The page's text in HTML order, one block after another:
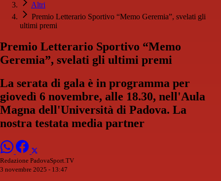
Altri
Premio Letterario Sportivo “Memo Geremia”, svelati gli
ultimi premi
Premio Letterario Sportivo “Memo
Geremia”, svelati gli ultimi premi
La serata di gala è in programma per
giovedì 6 novembre, alle 18.30, nell'Aula
Magna dell'Università di Padova. La
nostra testata media partner
Redazione PadovaSport.TV
3 novembre 2025 - 13:47